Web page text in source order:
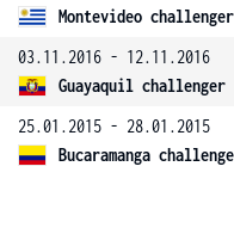
Montevideo challenger
03.11.2016 - 12.11.2016
Guayaquil challenger
25.01.2015 - 28.01.2015
Bucaramanga